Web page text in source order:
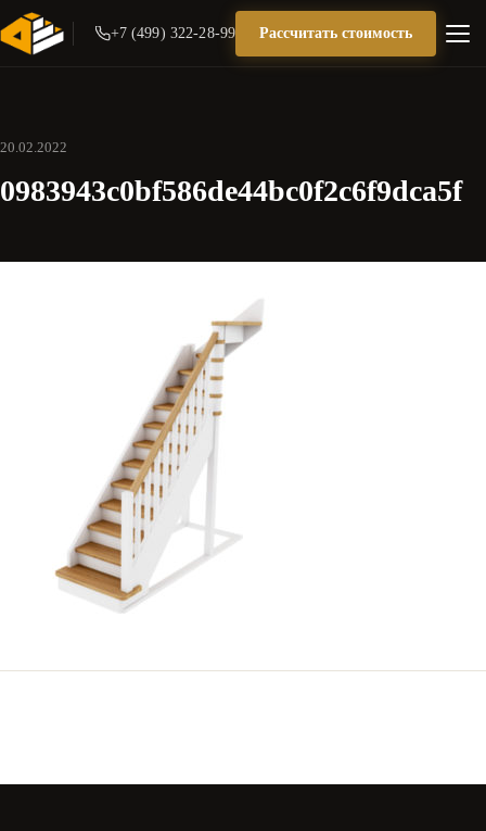
+7 (499) 322-28-99 Рассчитать стоимость
20.02.2022
0983943c0bf586de44bc0f2c6f9dca5f